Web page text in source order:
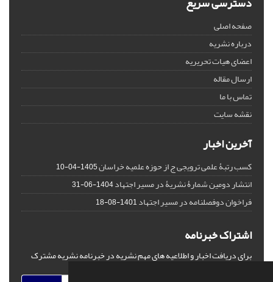
صفحه اصلی
درباره نشریه
اعضای هیات تحریریه
ارسال مقاله
تماس با ما
نقشه سایت
آخرین اخبار
کسب رتبۀ علمی ترویجی ج از حوزه علمیه خراسان1405-04-10
انتشار دومین شمارۀ نشریۀ در مسیر اجتهاد1404-06-31
فراخوان دوفصلنامه در مسیر اجتهاد1401-08-18
اشتراک خبرنامه
برای دریافت اخبار و اطلاعیه های مهم نشریه در خبرنامه نشریه مشترک